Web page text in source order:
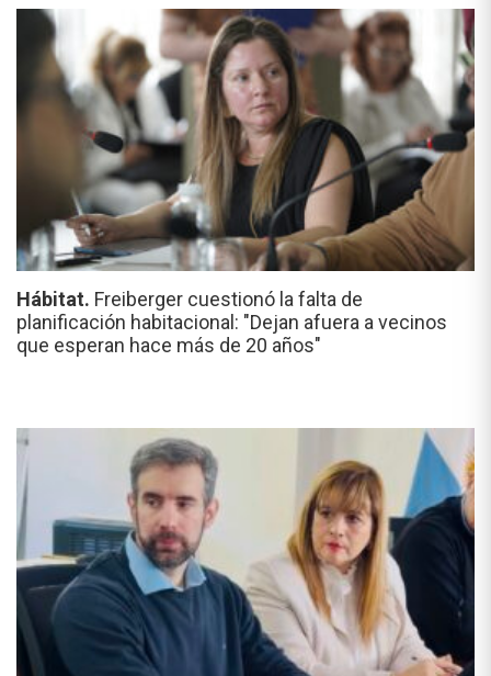
Hábitat. Freiberger cuestionó la falta de
planificación habitacional: "Dejan afuera a vecinos
que esperan hace más de 20 años"